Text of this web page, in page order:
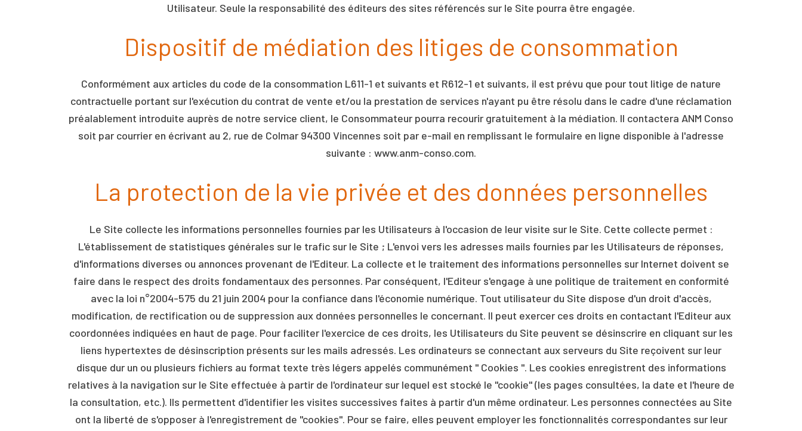
Utilisateur. Seule la responsabilité des éditeurs des sites référencés sur le Site pourra être engagée.
Dispositif de médiation des litiges de consommation
Conformément aux articles du code de la consommation L611-1 et suivants et R612-1 et suivants, il est prévu que pour tout litige de nature
contractuelle portant sur l'exécution du contrat de vente et/ou la prestation de services n'ayant pu être résolu dans le cadre d'une réclamation
préalablement introduite auprès de notre service client, le Consommateur pourra recourir gratuitement à la médiation. Il contactera ANM Conso
soit par courrier en écrivant au 2, rue de Colmar 94300 Vincennes soit par e-mail en remplissant le formulaire en ligne disponible à l'adresse
suivante : www.anm-conso.com.
La protection de la vie privée et des données personnelles
Le Site collecte les informations personnelles fournies par les Utilisateurs à l'occasion de leur visite sur le Site. Cette collecte permet :
L'établissement de statistiques générales sur le trafic sur le Site ; L'envoi vers les adresses mails fournies par les Utilisateurs de réponses,
d'informations diverses ou annonces provenant de l'Editeur. La collecte et le traitement des informations personnelles sur Internet doivent se
faire dans le respect des droits fondamentaux des personnes. Par conséquent, l'Editeur s'engage à une politique de traitement en conformité
avec la loi n°2004-575 du 21 juin 2004 pour la confiance dans l'économie numérique. Tout utilisateur du Site dispose d'un droit d'accès,
modification, de rectification ou de suppression aux données personnelles le concernant. Il peut exercer ces droits en contactant l'Editeur aux
coordonnées indiquées en haut de page. Pour faciliter l'exercice de ces droits, les Utilisateurs du Site peuvent se désinscrire en cliquant sur les
liens hypertextes de désinscription présents sur les mails adressés. Les ordinateurs se connectant aux serveurs du Site reçoivent sur leur
disque dur un ou plusieurs fichiers au format texte très légers appelés communément " Cookies ". Les cookies enregistrent des informations
relatives à la navigation sur le Site effectuée à partir de l'ordinateur sur lequel est stocké le "cookie" (les pages consultées, la date et l'heure de
la consultation, etc.). Ils permettent d'identifier les visites successives faites à partir d'un même ordinateur. Les personnes connectées au Site
ont la liberté de s'opposer à l'enregistrement de "cookies". Pour se faire, elles peuvent employer les fonctionnalités correspondantes sur leur